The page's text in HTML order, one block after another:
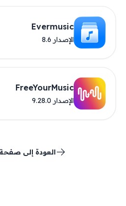
Evermusic
الإصدار 8.6
FreeYourMusic
الإصدار 9.28.0
العودة إلى